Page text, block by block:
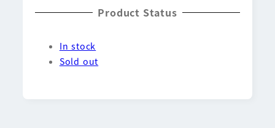
Product Status
In stock
Sold out